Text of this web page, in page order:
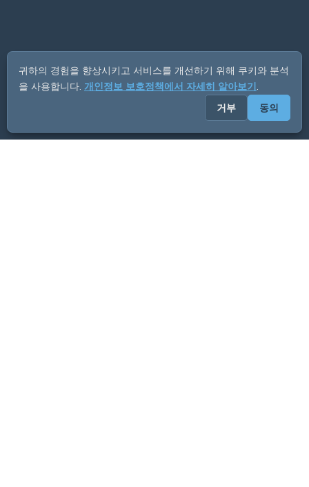
귀하의 경험을 향상시키고 서비스를 개선하기 위해 쿠키와 분석
을 사용합니다. 개인정보 보호정책에서 자세히 알아보기.
거부
동의